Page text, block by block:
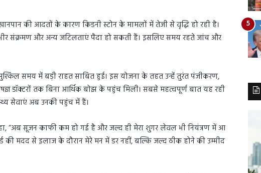
की आदतों के कारण किडनी स्टोन के मामलों में तेजी से वृद्धि हो रही है।
संक्रमण और अन्य जटिलताएं पैदा हो सकती हैं। इसलिए समय रहते जांच और
समय में बड़ी राहत साबित हुई। इस योजना के तहत उन्हें तुरंत पंजीकरण,
डॉक्टरों तक बिना आर्थिक बोझ के पहुंच मिली। सबसे महत्वपूर्ण बात यह रही
सेवाएं अब उनकी पहुंच में हैं।
“अब सूजन काफी कम हो गई है और जल्द ही मेरा शुगर लेवल भी नियंत्रण में आ
की मदद से इलाज के दौरान मेरे मन में डर नहीं, बल्कि जल्द ठीक होने की उम्मीद